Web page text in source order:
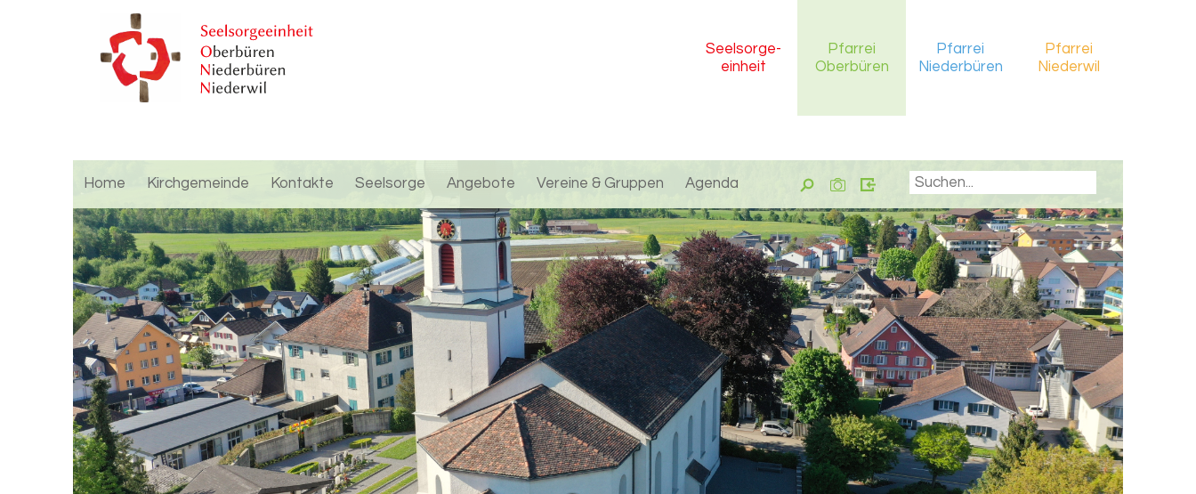
Seelsorge-
einheit
Pfarrei
Oberbüren
Pfarrei
Niederbüren
Pfarrei
Niederwil
Home Kirchgemeinde Kontakte Seelsorge Angebote Vereine & Gruppen Agenda